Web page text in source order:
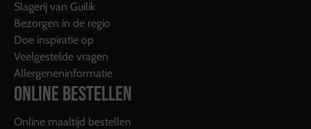
Slagerij van Guilik
Bezorgen in de regio
Doe inspiratie op
Veelgestelde vragen
Allergeneninformatie
ONLINE BESTELLEN
Online maaltijd bestellen